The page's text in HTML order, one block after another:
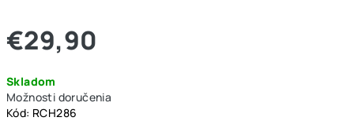
€29,90
cena:
Skladom
Možnosti doručenia
Kód: RCH286